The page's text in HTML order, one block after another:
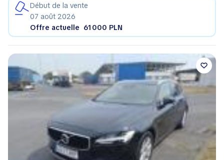
Début de la vente
07 août 2026
Offre actuelle 61 000 PLN